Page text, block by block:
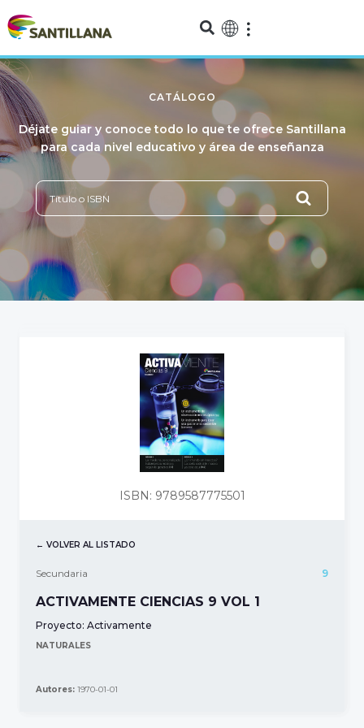
CATÁLOGO
Déjate guiar y conoce todo lo que te ofrece Santillana
para cada nivel educativo y área de enseñanza
← VOLVER AL LISTADO
Secundaria 9
ACTIVAMENTE CIENCIAS 9 VOL 1
Proyecto: Activamente
NATURALES
Autores: 1970-01-01
ISBN: 9789587775501